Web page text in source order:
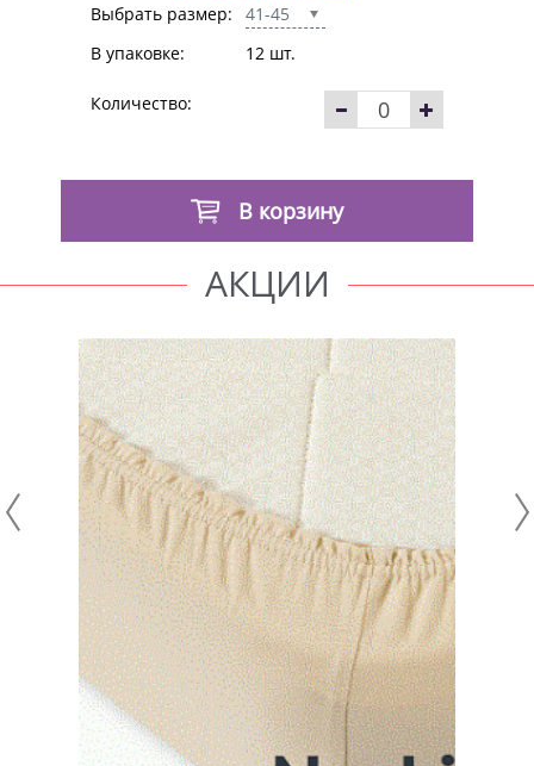
Выбрать размер:
41-45
В упаковке:
12 шт.
Количество:
В корзину
АКЦИИ